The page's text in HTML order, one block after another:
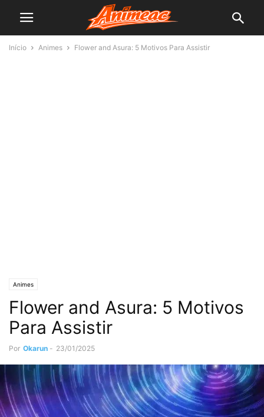
Início Animes Flower and Asura: 5 Motivos Para Assistir
Animes
Flower and Asura: 5 Motivos
Para Assistir
Por Okarun - 23/01/2025